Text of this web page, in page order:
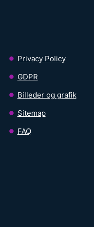
Privacy Policy
GDPR
Billeder og grafik
Sitemap
FAQ